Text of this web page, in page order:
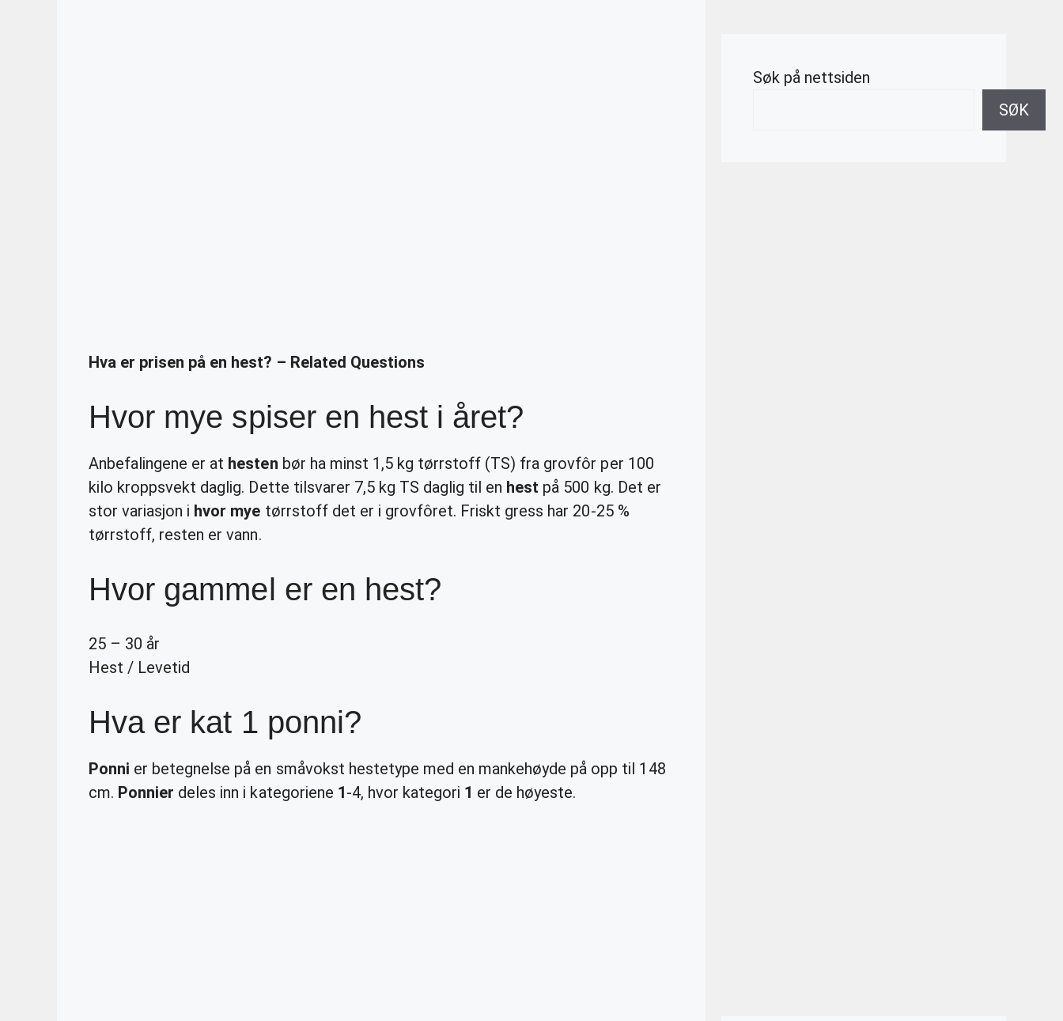
Hva er prisen på en hest? – Related Questions
Hvor mye spiser en hest i året?
Anbefalingene er at hesten bør ha minst 1,5 kg tørrstoff (TS) fra grovfôr per 100
kilo kroppsvekt daglig. Dette tilsvarer 7,5 kg TS daglig til en hest på 500 kg. Det er
stor variasjon i hvor mye tørrstoff det er i grovfôret. Friskt gress har 20-25 %
tørrstoff, resten er vann.
Hvor gammel er en hest?
25 – 30 år
Hest / Levetid
Hva er kat 1 ponni?
Ponni er betegnelse på en småvokst hestetype med en mankehøyde på opp til 148
cm. Ponnier deles inn i kategoriene 1-4, hvor kategori 1 er de høyeste.
Søk på nettsiden
SØK